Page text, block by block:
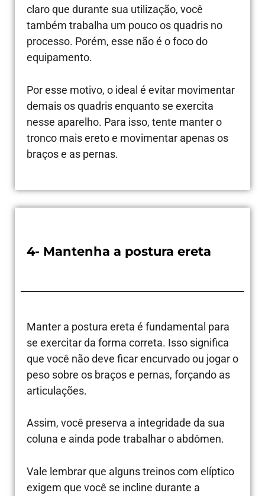
claro que durante sua utilização, você
também trabalha um pouco os quadris no
processo. Porém, esse não é o foco do
equipamento.
Por esse motivo, o ideal é evitar movimentar
demais os quadris enquanto se exercita
nesse aparelho. Para isso, tente manter o
tronco mais ereto e movimentar apenas os
braços e as pernas.
4- Mantenha a postura ereta
Manter a postura ereta é fundamental para
se exercitar da forma correta. Isso significa
que você não deve ficar encurvado ou jogar o
peso sobre os braços e pernas, forçando as
articulações.
Assim, você preserva a integridade da sua
coluna e ainda pode trabalhar o abdômen.
Vale lembrar que alguns treinos com elíptico
exigem que você se incline durante a